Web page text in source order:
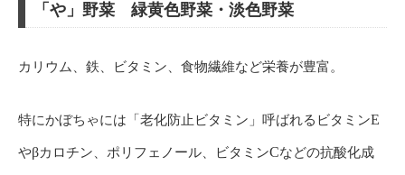
「や」野菜 緑黄色野菜・淡色野菜
カリウム、鉄、ビタミン、食物繊維など栄養が豊富。
特にかぼちゃには「老化防止ビタミン」呼ばれるビタミンE
やβカロチン、ポリフェノール、ビタミンCなどの抗酸化成